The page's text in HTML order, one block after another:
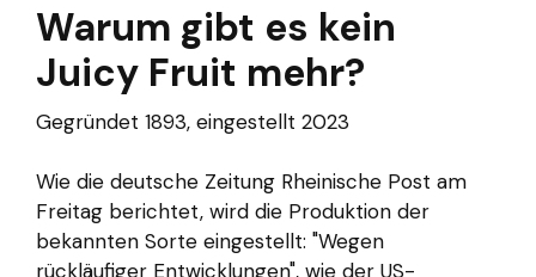
Warum gibt es kein
Juicy Fruit mehr?
Gegründet 1893, eingestellt 2023
Wie die deutsche Zeitung Rheinische Post am
Freitag berichtet, wird die Produktion der
bekannten Sorte eingestellt: "Wegen
rückläufiger Entwicklungen", wie der US-